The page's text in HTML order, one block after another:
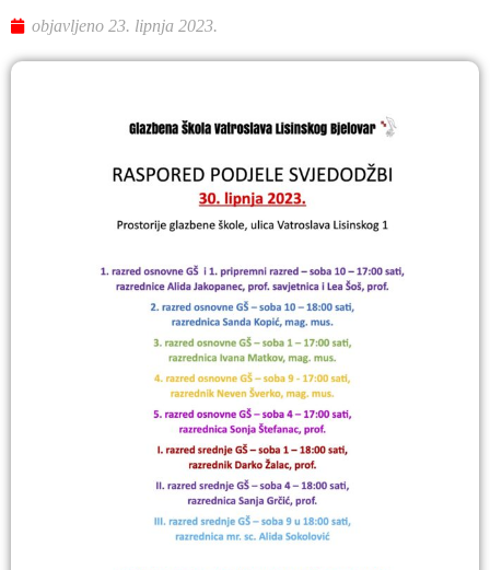
objavljeno 23. lipnja 2023.